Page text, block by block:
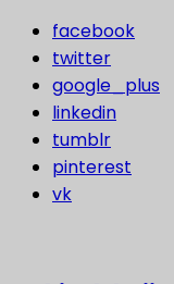
facebook
twitter
google_plus
linkedin
tumblr
pinterest
vk